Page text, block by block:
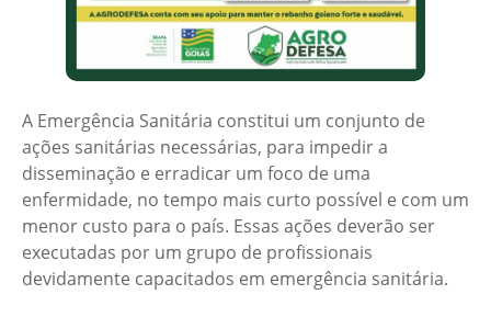
A Emergência Sanitária constitui um conjunto de
ações sanitárias necessárias, para impedir a
disseminação e erradicar um foco de uma
enfermidade, no tempo mais curto possível e com um
menor custo para o país. Essas ações deverão ser
executadas por um grupo de profissionais
devidamente capacitados em emergência sanitária.